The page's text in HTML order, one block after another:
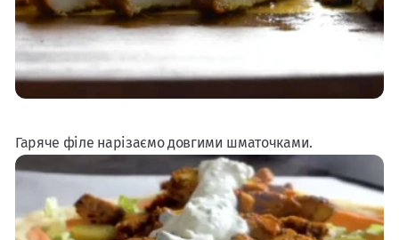
Гаряче філе нарізаємо довгими шматочками.